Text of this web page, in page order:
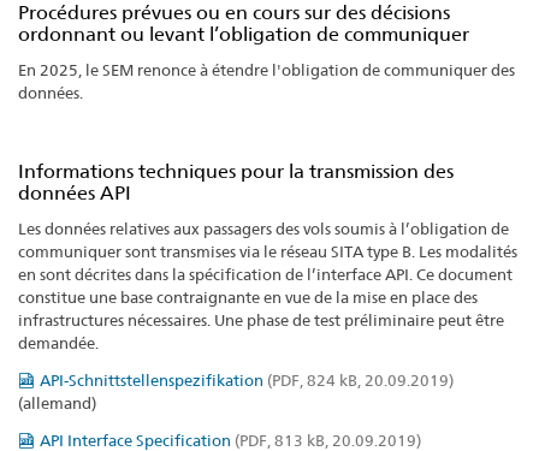
Procédures prévues ou en cours sur des décisions
ordonnant ou levant l’obligation de communiquer
En 2025, le SEM renonce à étendre l'obligation de communiquer des
données.
Informations techniques pour la transmission des
données API
Les données relatives aux passagers des vols soumis à l’obligation de
communiquer sont transmises via le réseau SITA type B. Les modalités
en sont décrites dans la spécification de l’interface API. Ce document
constitue une base contraignante en vue de la mise en place des
infrastructures nécessaires. Une phase de test préliminaire peut être
demandée.
API-Schnittstellenspezifikation (PDF, 824 kB, 20.09.2019)
(allemand)
API Interface Specification (PDF, 813 kB, 20.09.2019)